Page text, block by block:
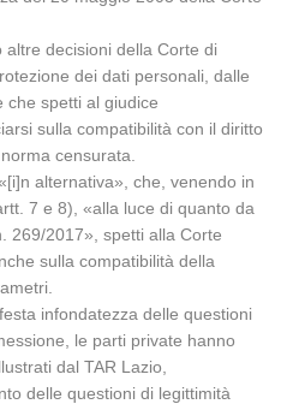
decisioni della Corte di
dei dati personali, dalle
che spetti al giudice
sulla compatibilità con il diritto
censurata.
alternativa», che, venendo in
7 e 8), «alla luce di quanto da
269/2017», spetti alla Corte
sulla compatibilità della
infondatezza delle questioni
le parti private hanno
dal TAR Lazio,
delle questioni di legittimità